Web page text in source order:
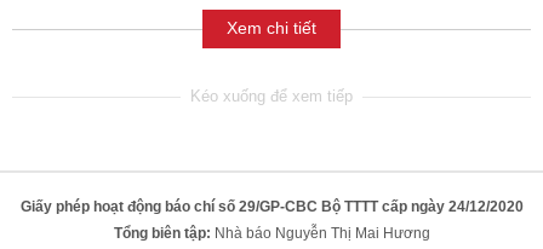
Xem chi tiết
Giấy phép hoạt động báo chí số 29/GP-CBC Bộ TTTT cấp ngày 24/12/2020
Tổng biên tập: Nhà báo Nguyễn Thị Mai Hương